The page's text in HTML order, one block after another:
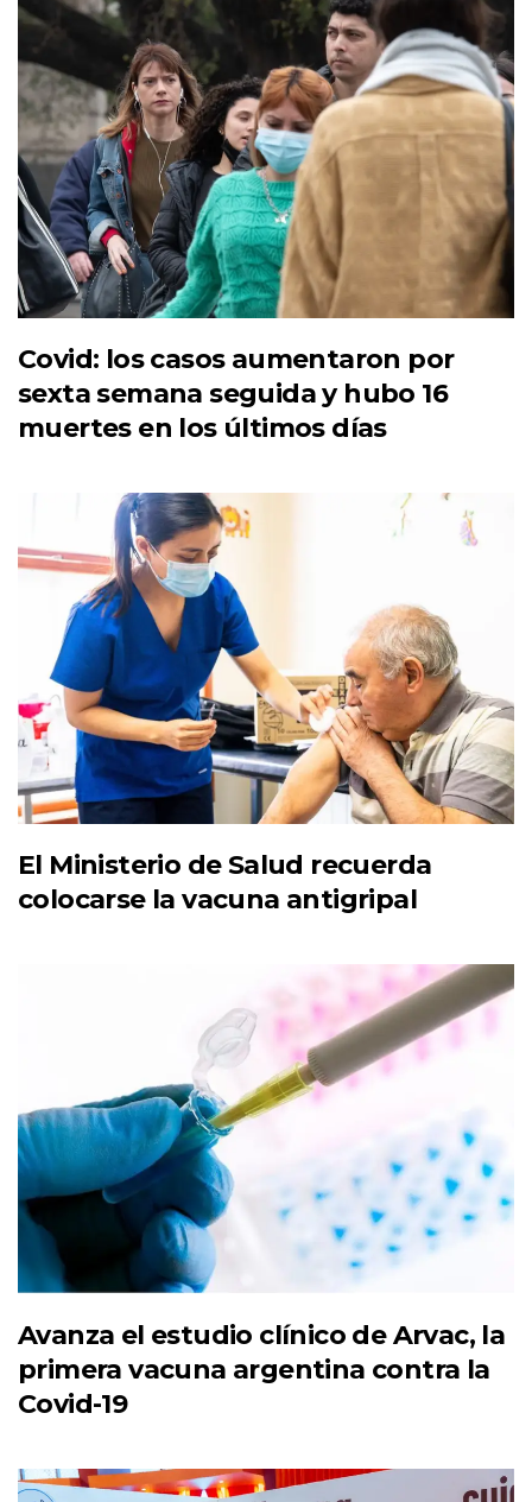
Covid: los casos aumentaron por
sexta semana seguida y hubo 16
muertes en los últimos días
El Ministerio de Salud recuerda
colocarse la vacuna antigripal
Avanza el estudio clínico de Arvac, la
primera vacuna argentina contra la
Covid-19